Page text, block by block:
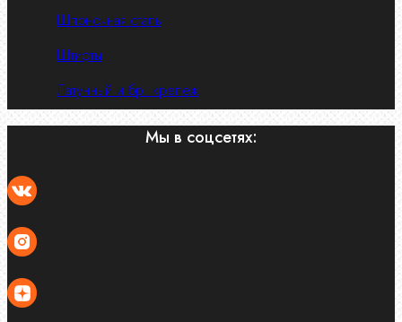
Шпоночная сталь
Штифты
Латунный и бр. крепеж
Мы в соцсетях: